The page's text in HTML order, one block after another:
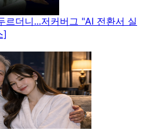
르더니...저커버그 "AI 전환서 실
]